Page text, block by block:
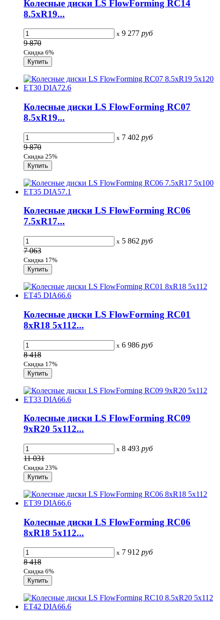
Колесные диски LS FlowForming RC14
8.5xR19...
x 9 277 руб
9 870
Скидка 6%
Колесные диски LS FlowForming RC07
8.5xR19...
x 7 402 руб
9 870
Скидка 25%
Колесные диски LS FlowForming RC06
7.5xR17...
x 5 862 руб
7 063
Скидка 17%
Колесные диски LS FlowForming RC01
8xR18 5x112...
x 6 986 руб
8 418
Скидка 17%
Колесные диски LS FlowForming RC09
9xR20 5x112...
x 8 493 руб
11 031
Скидка 23%
Колесные диски LS FlowForming RC06
8xR18 5x112...
x 7 912 руб
8 418
Скидка 6%